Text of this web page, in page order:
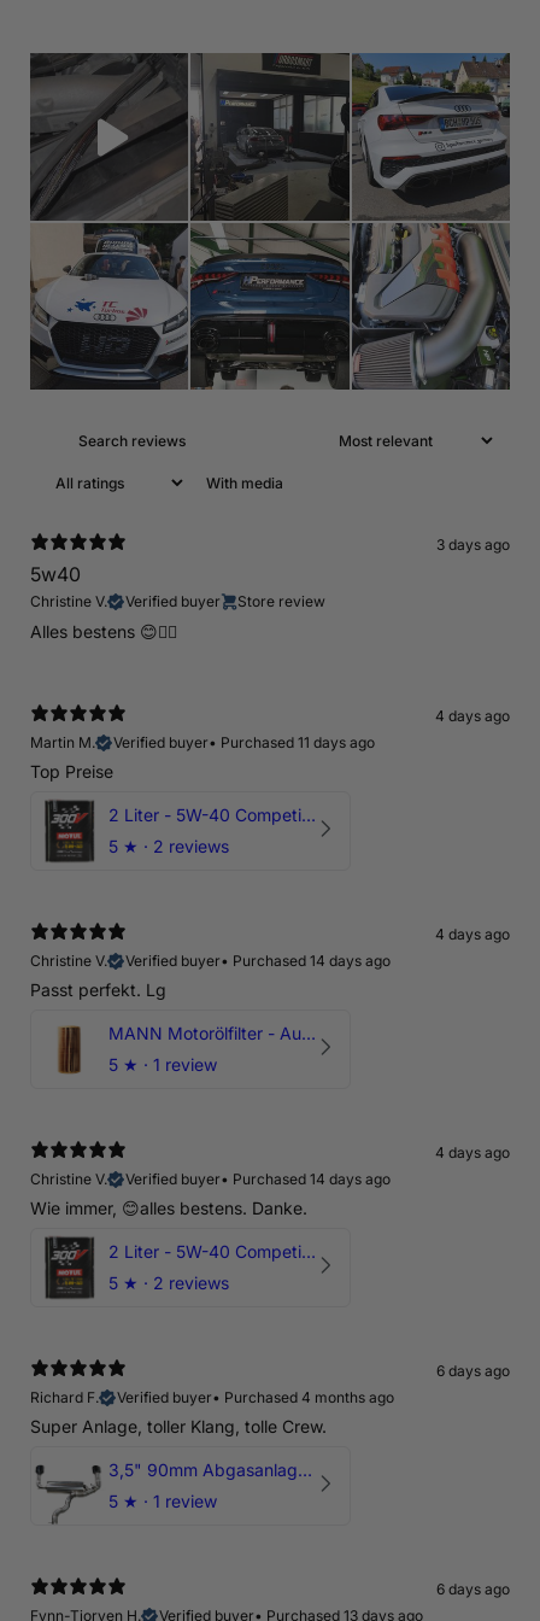
With media
3 days ago
5w40
Christine V. Verified buyer Store review
Alles bestens 😊👍🏻
4 days ago
Martin M.
Verified buyer• Purchased 11 days ago
Top Preise
2 Liter - 5W-40 Competition 300V Motul Motoröl
5 ★ · 2 reviews
4 days ago
Christine V.
Verified buyer• Purchased 14 days ago
Passt perfekt. Lg
MANN Motorölfilter - Audi RS3 TTRS RSQ3 VZ5 - DAZ DNW
5 ★ · 1 review
4 days ago
Christine V.
Verified buyer• Purchased 14 days ago
Wie immer, 😊alles bestens. Danke.
2 Liter - 5W-40 Competition 300V Motul Motoröl
5 ★ · 2 reviews
6 days ago
Richard F.
Verified buyer• Purchased 4 months ago
Super Anlage, toller Klang, tolle Crew.
3,5" 90mm Abgasanlage AUDI RSQ3 DNWA 2.5 TFSI
5 ★ · 1 review
6 days ago
Fynn-Tjorven H.
Verified buyer• Purchased 13 days ago